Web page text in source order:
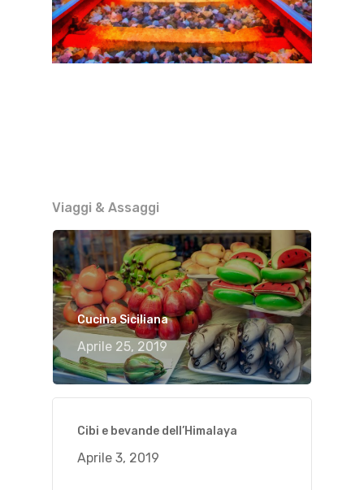
Viaggi & Assaggi
Cucina Siciliana
Aprile 25, 2019
Cibi e bevande dell’Himalaya
Aprile 3, 2019